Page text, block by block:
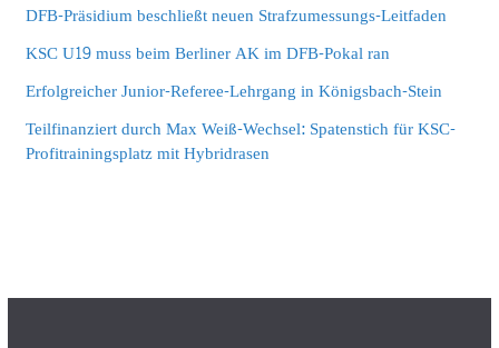
DFB-Präsidium beschließt neuen Strafzumessungs-Leitfaden
KSC U19 muss beim Berliner AK im DFB-Pokal ran
Erfolgreicher Junior-Referee-Lehrgang in Königsbach-Stein
Teilfinanziert durch Max Weiß-Wechsel: Spatenstich für KSC-
Profitrainingsplatz mit Hybridrasen